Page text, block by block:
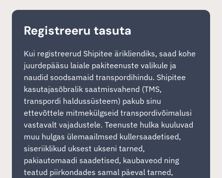
Registreeru tasuta
Kui registreerud Shipitee ärikliendiks, saad kohe
juurdepääsu laiale pakiteenuste valikule ja
naudid soodsamaid transpordihindu. Shipitee
kasutajasõbralik saatmisvahend (TMS,
transpordi haldussüsteem) pakub sinu
ettevõttele mitmekülgseid transpordivõimalusi
vastavalt vajadustele. Teenuste hulka kuuluvad
muu hulgas ülemaailmsed kullersaadetised,
siseriiklikud uksest ukseni tarned,
pakiautomaadi saadetised, kaubaveod ning
teatud piirkondades samal päeval tarned,